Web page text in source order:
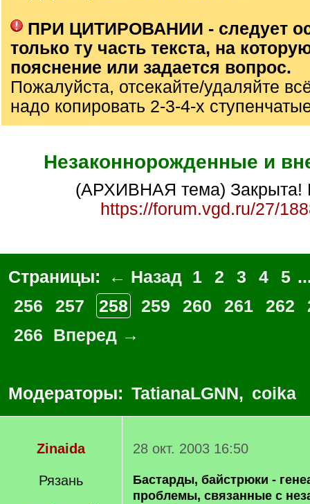
ПРИ ЦИТИРОВАНИИ - следует
только ту часть текста, на
пояснение или задается вопрос.
Пожалуйста, отсекайте/удаляйте
надо копировать 2-3-4-х
Незаконнорожденные и
(АРХИВНАЯ тема) Закрыта!
https://forum.vgd.ru/27/
Страницы: ← Назад 1 2 3 4 5
256
257 258 259 260 261 262
266
Вперед →
Модераторы: TatianaLGNN, coika
Zinaida
Рязань
28 окт. 2003 16:50
Бастарды, байстрюки -
проблемы, связанные с